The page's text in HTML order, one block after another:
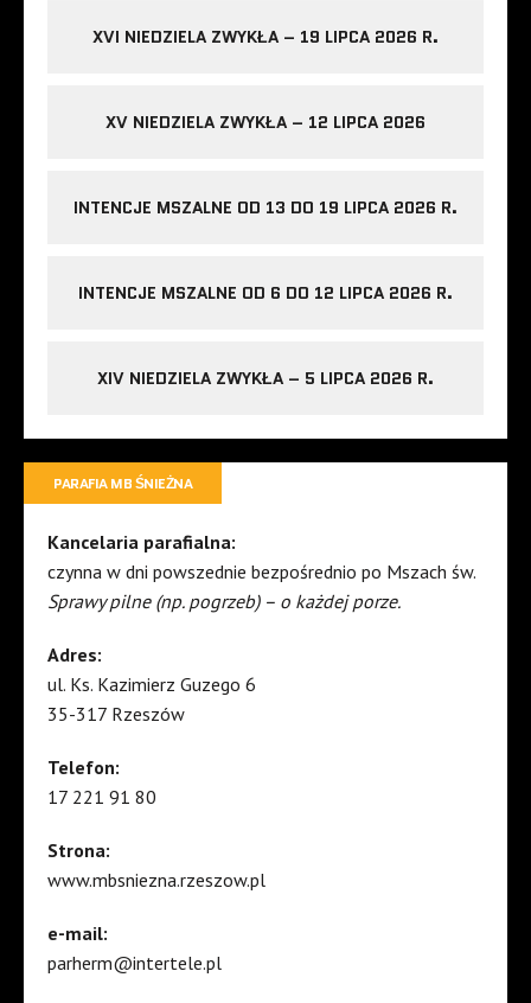
XVI NIEDZIELA ZWYKŁA – 19 LIPCA 2026 R.
XV NIEDZIELA ZWYKŁA – 12 LIPCA 2026
INTENCJE MSZALNE OD 13 DO 19 LIPCA 2026 R.
INTENCJE MSZALNE OD 6 DO 12 LIPCA 2026 R.
XIV NIEDZIELA ZWYKŁA – 5 LIPCA 2026 R.
PARAFIA MB ŚNIEŻNA
Kancelaria parafialna:
czynna w dni powszednie bezpośrednio po Mszach św.
Sprawy pilne (np. pogrzeb) – o każdej porze.
Adres:
ul. Ks. Kazimierz Guzego 6
35-317 Rzeszów
Telefon:
17 221 91 80
Strona:
www.mbsniezna.rzeszow.pl
e-mail:
parherm@intertele.pl